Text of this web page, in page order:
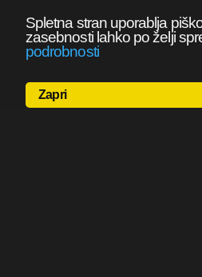
Spletna stran uporablja
zasebnosti lahko po želji
podrobnosti
Zapri